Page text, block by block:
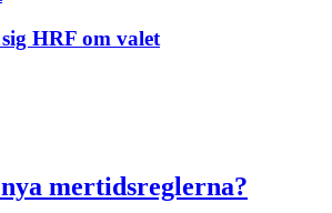
HRF om valet
mertidsreglerna?